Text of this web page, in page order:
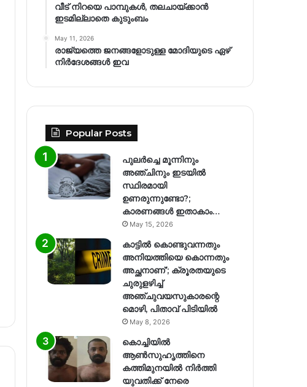
വീട് നിറയെ പാമ്പുകൾ, തലചായ്ക്കാൻ
ഇടമില്ലാതെ കുടുംബം
May 11, 2026
രാജ്യത്തെ ജനങ്ങളോടുള്ള മോദിയുടെ ഏഴ്
നിര്‍ദേശങ്ങള്‍ ഇവ
Popular Posts
പുലർച്ചെ മൂന്നിനും
അഞ്ചിനും ഇടയിൽ
സ്ഥിരമായി
ഉണരുന്നുണ്ടോ?;
കാരണങ്ങള്‍ ഇതാകാം…
May 15, 2026
കാട്ടിൽ കൊണ്ടുവന്നതും
അനിയത്തിയെ കൊന്നതും
അച്ഛനാണ്’; ക്രൂരതയുടെ
ചുരുളഴിച്ച്
അഞ്ചുവയസുകാരന്റെ
മൊഴി, പിതാവ് പിടിയിൽ
May 8, 2026
കൊച്ചിയിൽ
ആൺസുഹൃത്തിനെ
കത്തിമുനയിൽ നിർത്തി
യുവതിക്ക് നേരെ